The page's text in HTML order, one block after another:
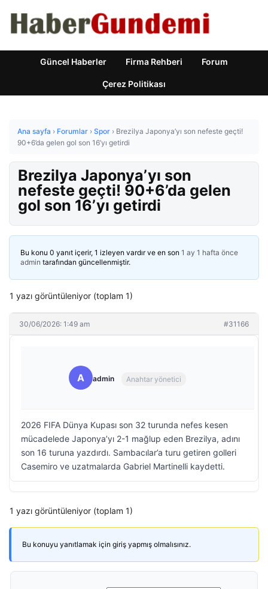
Güncel Haberler Firma Rehberi Forum
Çerez Politikası
Ana sayfa › Forumlar › Spor › Brezilya Japonya’yı son nefeste geçti!
90+6’da gelen gol son 16’yı getirdi
Brezilya Japonya’yı son
nefeste geçti! 90+6’da gelen
gol son 16’yı getirdi
Bu konu 0 yanıt içerir, 1 izleyen vardır ve en son 1 ay 1 hafta önce
admin tarafından güncellenmiştir.
1 yazı görüntüleniyor (toplam 1)
30/06/2026: 1:49 am #31166
A admin Anahtar yönetici
2026 FIFA Dünya Kupası son 32 turunda nefes kesen
mücadelede Japonya’yı 2-1 mağlup eden Brezilya, adını
son 16 turuna yazdırdı. Sambacılar’a turu getiren golleri
Casemiro ve uzatmalarda Gabriel Martinelli kaydetti.
1 yazı görüntüleniyor (toplam 1)
Bu konuyu yanıtlamak için giriş yapmış olmalısınız.